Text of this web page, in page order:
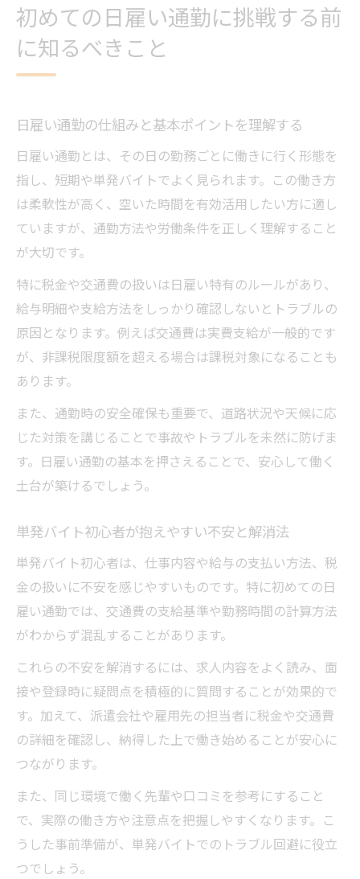
本
日雇いバイト選びで重視すべき条件と注意
ツ
単発バイト通勤の税金リスクをしっかり回避す
る方法
日雇いバイトでの税金がバレる仕組みと対
策
単発バイトの収入申告と扶養範囲の注意点
日雇い通勤者が押さえるべき年末調整の基
礎
副業バレを防ぐ日雇い税金対策の実践法
日雇いバイトの源泉徴収と確定申告のポイ
すぐ稼ぎたい方必見の日雇い通勤基礎ガイド
日雇いで即日収入を得るための働き方とは
日払いバイトの特徴と日雇い通勤の魅力
すぐに稼げる日雇いバイトの選び方ポイン
単発バイトの応募方法と日雇い通勤の流れ
在宅や通勤型の日雇いバイト比較と選択基
準
日雇い通勤における交通費や労災のポイント解
説
日雇いバイトの交通費はどこまで支給され
るか
通勤中の事故と日雇い労災認定の注意点
日雇いバイト交通費の非課税扱いの条件
日雇い通勤の交通費トラブルを防ぐ方法
アルバイト通勤で気を付ける日雇いの契約ルー
ル
初めての日雇い通勤に挑戦する前
に知るべきこと
日雇い通勤の仕組みと基本ポイントを理解する
日雇い通勤とは、その日の勤務ごとに働きに行く形態を
指し、短期や単発バイトでよく見られます。この働き方
は柔軟性が高く、空いた時間を有効活用したい方に適し
ていますが、通勤方法や労働条件を正しく理解すること
が大切です。
特に税金や交通費の扱いは日雇い特有のルールがあり、
給与明細や支給方法をしっかり確認しないとトラブルの
原因となります。例えば交通費は実費支給が一般的です
が、非課税限度額を超える場合は課税対象になることも
あります。
また、通勤時の安全確保も重要で、道路状況や天候に応
じた対策を講じることで事故やトラブルを未然に防げま
す。日雇い通勤の基本を押さえることで、安心して働く
土台が築けるでしょう。
単発バイト初心者が抱えやすい不安と解消法
単発バイト初心者は、仕事内容や給与の支払い方法、税
金の扱いに不安を感じやすいものです。特に初めての日
雇い通勤では、交通費の支給基準や勤務時間の計算方法
がわからず混乱することがあります。
これらの不安を解消するには、求人内容をよく読み、面
接や登録時に疑問点を積極的に質問することが効果的で
す。加えて、派遣会社や雇用先の担当者に税金や交通費
の詳細を確認し、納得した上で働き始めることが安心に
つながります。
また、同じ環境で働く先輩や口コミを参考にすること
で、実際の働き方や注意点を把握しやすくなります。こ
うした事前準備が、単発バイトでのトラブル回避に役立
つでしょう。